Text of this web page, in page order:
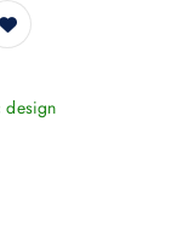
design